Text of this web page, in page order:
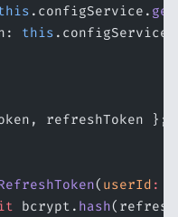
.configService.
this .configService.
refreshToken };
( userId :
bcrypt. hash